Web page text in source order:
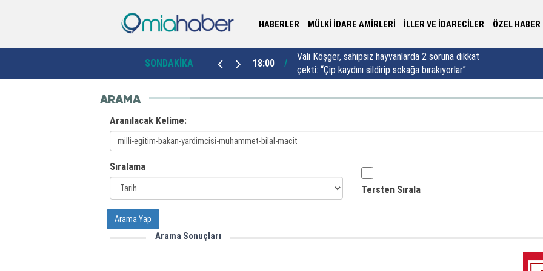
HABERLER MÜLKİ İDARE AMİRLERİ İLLER VE İDARECİLER ÖZEL HABER
SONDAKİKA
Bingöl’de, Alzheimer hastaları için "dijital güvence" 18:00
Vali Köşger, sahipsiz hayvanlarda 2 soruna dikkat
çekti: “Çip kaydını sildirip sokağa bırakıyorlar”
ARAMA
Aranılacak Kelime:
Sıralama
Tersten Sırala
Arama Yap
Arama Sonuçları